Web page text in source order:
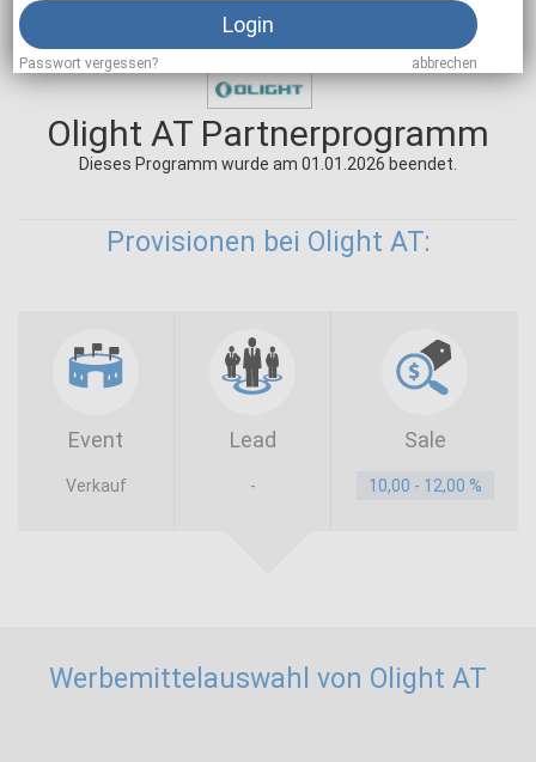
Olight AT Partnerprogramm
Dieses Programm wurde am 01.01.2026 beendet.
Provisionen bei Olight AT:
Event Lead Sale
Verkauf - 10,00 - 12,00 %
Werbemittelauswahl von Olight AT
Login
Passwort vergessen? abbrechen